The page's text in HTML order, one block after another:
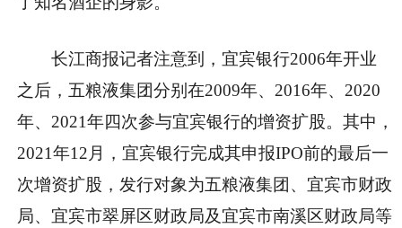
长江商报记者注意到，宜宾银行2006年开业
之后，五粮液集团分别在2009年、2016年、2020
年、2021年四次参与宜宾银行的增资扩股。其中，
2021年12月，宜宾银行完成其申报IPO前的最后一
次增资扩股，发行对象为五粮液集团、宜宾市财政
局、宜宾市翠屏区财政局及宜宾市南溪区财政局等